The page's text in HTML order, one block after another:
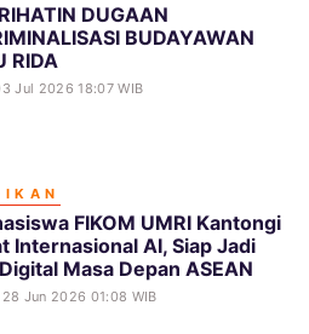
DUGAAN
BUDAYAWAN
RIDA
Jul 2026 18:07 WIB
FIKOM UMRI Kantongi
Internasional AI, Siap Jadi
Masa Depan ASEAN
Jun 2026 01:08 WIB